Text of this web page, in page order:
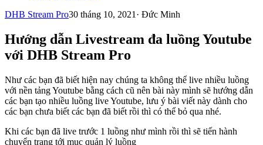
DHB Stream Pro30 tháng 10, 2021 · Đức Minh
Hướng dẫn Livestream đa luồng Youtube
với DHB Stream Pro
Như các bạn đã biết hiện nay chúng ta không thể live nhiều luồng
với nền tảng Youtube bằng cách cũ nên bài này mình sẽ hướng dẫn
các bạn tạo nhiều luồng live Youtube, lưu ý bài viết này dành cho
các bạn chưa biết các bạn đã biết rồi thì có thể bỏ qua nhé.
Khi các bạn đã live trước 1 luồng như mình rồi thì sẽ tiến hành
chuyển trang tới mục quản lý luồng